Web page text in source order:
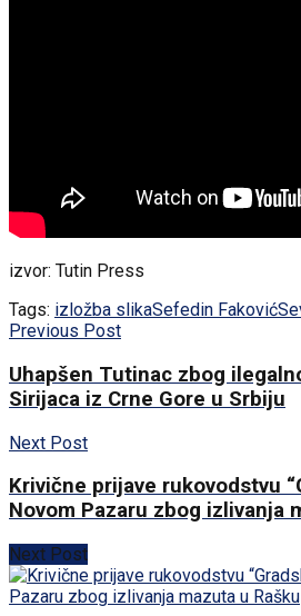
izvor: Tutin Press
Tags: izložba slikaSefedin Faković
Previous Post
Uhapšen Tutinac zbog
Sirijaca iz Crne Gore u Srbiju
Next Post
Krivične prijave rukovodstvu
Novom Pazaru zbog izlivanja
Next Post